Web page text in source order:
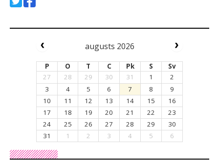
augusts 2026
P O T C Pk S
Sv
27
28 29 30 31 1
2
3
4 5 6 7 8
9
10
11 12 13 14 15
16
17
18 19 20 21 22
23
24
25 26 27 28 29
30
31
1 2 3 4 5 6